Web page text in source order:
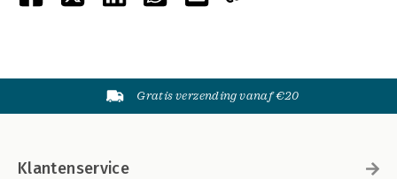
Gratis verzending vanaf €20
Klantenservice